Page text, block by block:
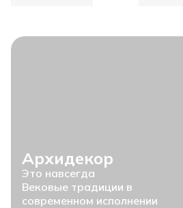
Архидекор
Это навсегда
Вековые традиции в
современном исполнении